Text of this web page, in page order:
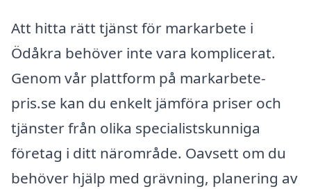
Att hitta rätt tjänst för markarbete i
Ödåkra behöver inte vara komplicerat.
Genom vår plattform på markarbete-
pris.se kan du enkelt jämföra priser och
tjänster från olika specialistskunniga
företag i ditt närområde. Oavsett om du
behöver hjälp med grävning, planering av